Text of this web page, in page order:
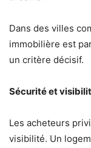
Dans des villes
immobilière est
un critère décisif.
Sécurité et
Les acheteurs
visibilité. Un